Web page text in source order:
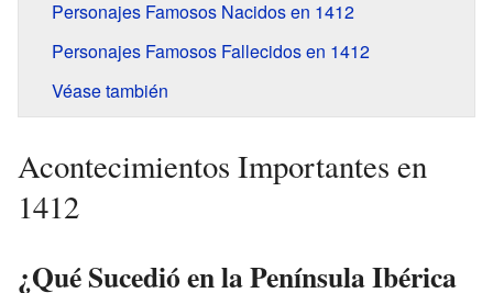
Personajes Famosos Nacidos en 1412
Personajes Famosos Fallecidos en 1412
Véase también
Acontecimientos Importantes en
1412
¿Qué Sucedió en la Península Ibérica